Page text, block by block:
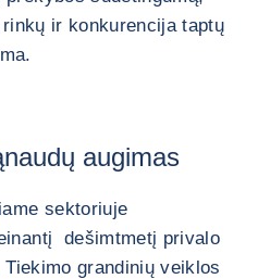
ir konkurencija taptų
augimas
sektoriuje
dešimtmetį privalo
grandinių veiklos